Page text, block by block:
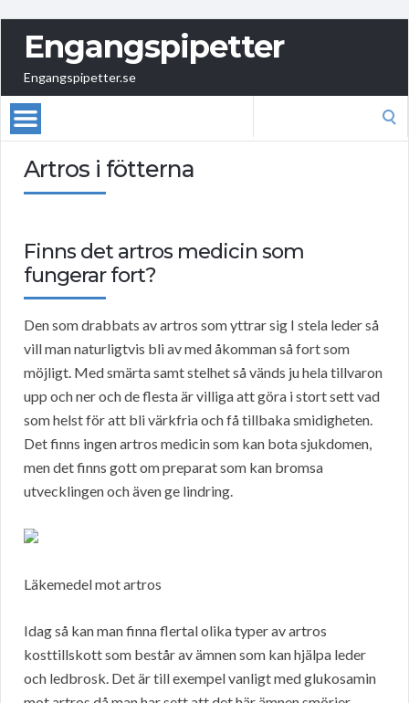
Engangspipetter
Engangspipetter.se
Artros i fötterna
Finns det artros medicin som
fungerar fort?
Den som drabbats av artros som yttrar sig I stela leder så
vill man naturligtvis bli av med åkomman så fort som
möjligt. Med smärta samt stelhet så vänds ju hela tillvaron
upp och ner och de flesta är villiga att göra i stort sett vad
som helst för att bli värkfria och få tillbaka smidigheten.
Det finns ingen artros medicin som kan bota sjukdomen,
men det finns gott om preparat som kan bromsa
utvecklingen och även ge lindring.
Läkemedel mot artros
Idag så kan man finna flertal olika typer av artros
kosttillskott som består av ämnen som kan hjälpa leder
och ledbrosk. Det är till exempel vanligt med glukosamin